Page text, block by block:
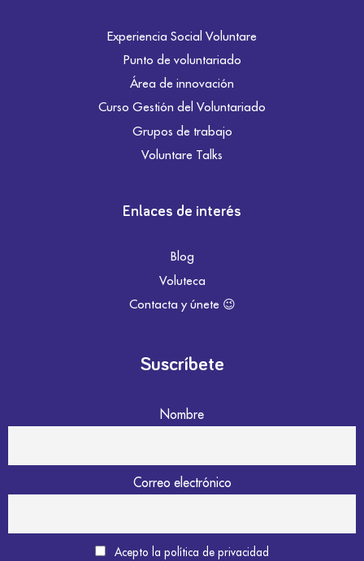
Experiencia Social Voluntare
Punto de voluntariado
Área de innovación
Curso Gestión del Voluntariado
Grupos de trabajo
Voluntare Talks
Enlaces de interés
Blog
Voluteca
Contacta y únete 😉
Suscríbete
Nombre
Correo electrónico
Acepto la política de privacidad